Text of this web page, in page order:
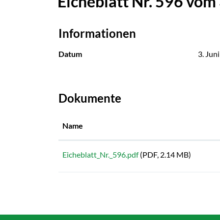
Informationen
Datum 3.
Dokumente
Name
Eicheblatt_Nr._596.pdf (PDF, 2.14 MB)